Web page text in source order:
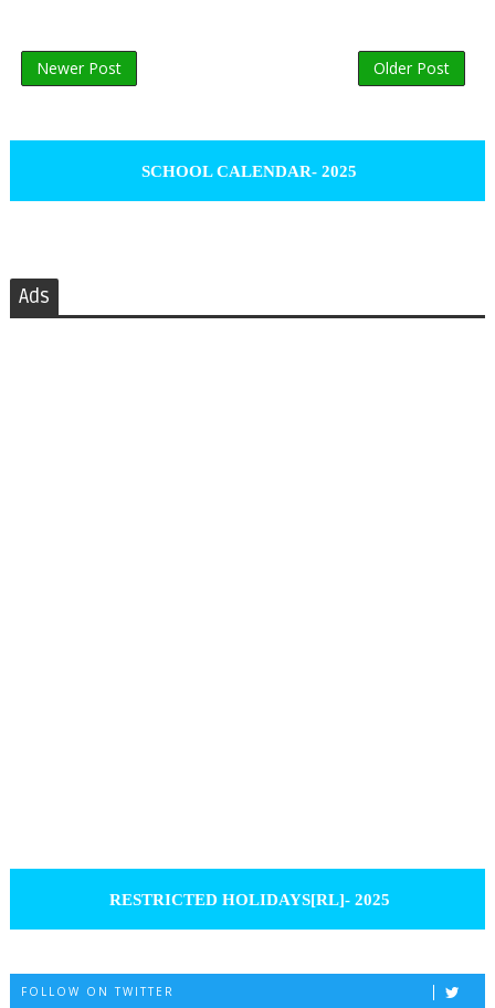
Newer Post Older Post
SCHOOL CALENDAR- 2025
Ads
RESTRICTED HOLIDAYS[RL]- 2025
FOLLOW ON TWITTER